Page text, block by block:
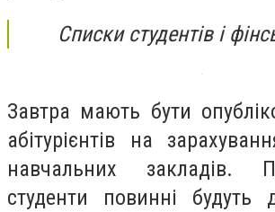
Списки студентів і
Завтра мають бути
абітурієнтів на
навчальних закладів.
студенти повинні